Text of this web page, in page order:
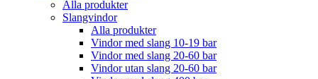
Alla produkter
Slangvindor
Alla produkter
Vindor med slang 10-19 bar
Vindor med slang 20-60 bar
Vindor utan slang 20-60 bar